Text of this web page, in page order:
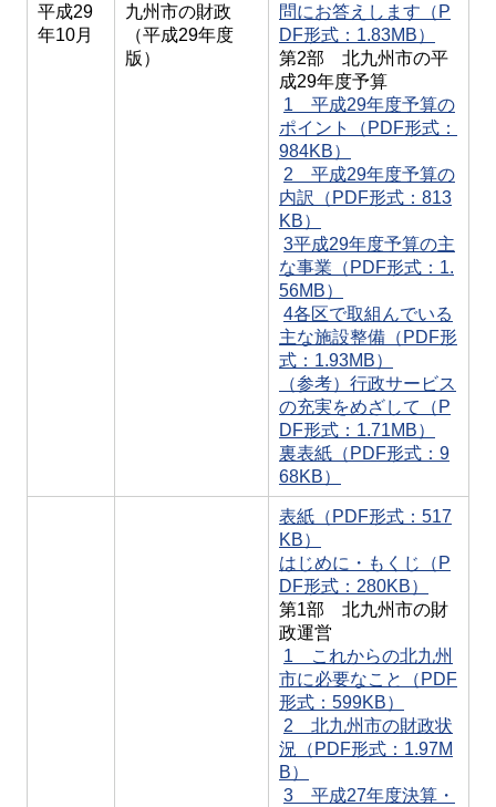
平成29
年10月
九州市の財政
（平成29年度
版）
問にお答えします（P
DF形式：1.83MB）
第2部 北九州市の平
成29年度予算
1 平成29年度予算の
ポイント（PDF形式：
984KB）
2 平成29年度予算の
内訳（PDF形式：813
KB）
3平成29年度予算の主
な事業（PDF形式：1.
56MB）
4各区で取組んでいる
主な施設整備（PDF形
式：1.93MB）
（参考）行政サービス
の充実をめざして（P
DF形式：1.71MB）
裏表紙（PDF形式：9
68KB）
表紙（PDF形式：517
KB）
はじめに・もくじ（P
DF形式：280KB）
第1部 北九州市の財
政運営
1 これからの北九州
市に必要なこと（PDF
形式：599KB）
2 北九州市の財政状
況（PDF形式：1.97M
B）
3 平成27年度決算・